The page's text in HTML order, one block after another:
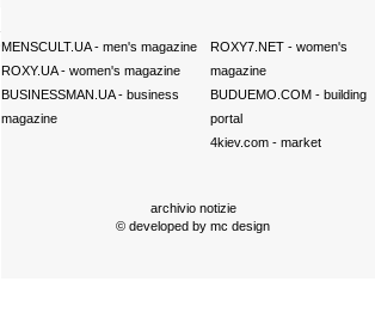
MENSCULT.UA- men's magazine
ROXY.UA- women's magazine
BUSINESSMAN.UA- business
magazine
ROXY7.NET- women's
magazine
BUDUEMO.COM- building
portal
4kiev.com- market
archivio notizie
© developed by mc design